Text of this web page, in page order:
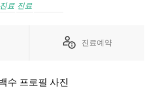
진료예약
진료 진료